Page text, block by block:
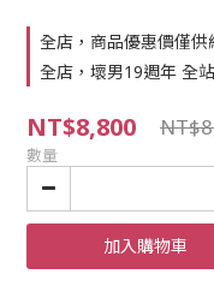
全店，商品優惠價僅供
全店，壞男19週年 全
NT$8,800
數量
加入購物車